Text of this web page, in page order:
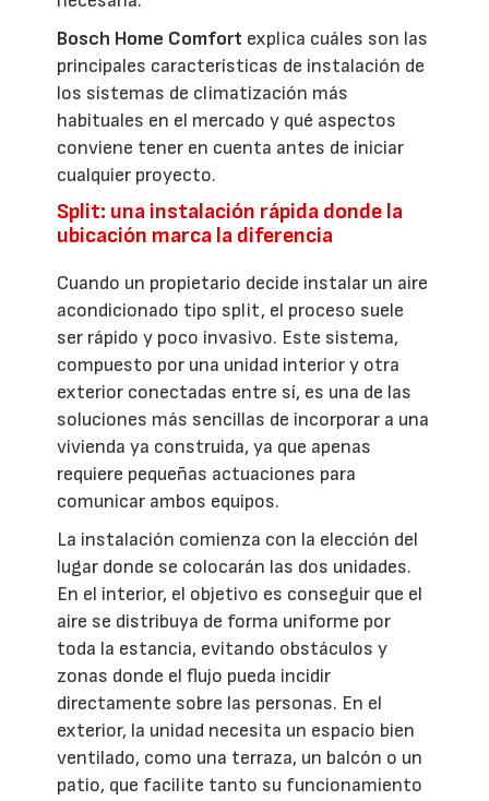
Bosch Home Comfort explica cuáles son las
principales características de instalación de
los sistemas de climatización más
habituales en el mercado y qué aspectos
conviene tener en cuenta antes de iniciar
cualquier proyecto.
Split: una instalación rápida donde la
ubicación marca la diferencia
Cuando un propietario decide instalar un aire
acondicionado tipo split, el proceso suele
ser rápido y poco invasivo. Este sistema,
compuesto por una unidad interior y otra
exterior conectadas entre sí, es una de las
soluciones más sencillas de incorporar a una
vivienda ya construida, ya que apenas
requiere pequeñas actuaciones para
comunicar ambos equipos.
La instalación comienza con la elección del
lugar donde se colocarán las dos unidades.
En el interior, el objetivo es conseguir que el
aire se distribuya de forma uniforme por
toda la estancia, evitando obstáculos y
zonas donde el flujo pueda incidir
directamente sobre las personas. En el
exterior, la unidad necesita un espacio bien
ventilado, como una terraza, un balcón o un
patio, que facilite tanto su funcionamiento